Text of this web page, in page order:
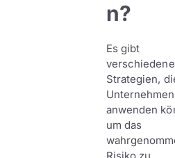
n?
Es gibt
verschiedene
Strategien,
Unternehmen
anwenden
um das